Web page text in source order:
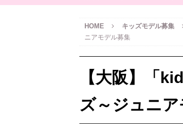
[ 2024年11月12日 ]
ル募集
[ 2024年11月8日 ] 「
HOME キッズモデル募集
ニアモデル募集
【大阪】「
ズ～ジュニ